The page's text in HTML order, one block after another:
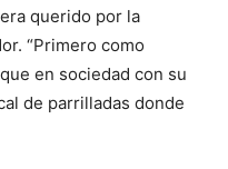
querido por la
“Primero como
en sociedad con su
de parrilladas donde